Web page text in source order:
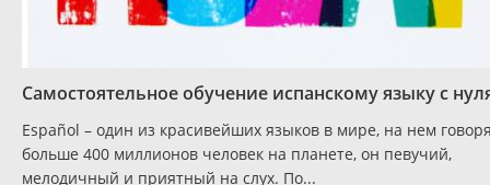
Самостоятельное обучение испанскому языку с
Español – один из красивейших языков в мире, на нем
больше 400 миллионов человек на планете, он певучий,
мелодичный и приятный на слух. По...